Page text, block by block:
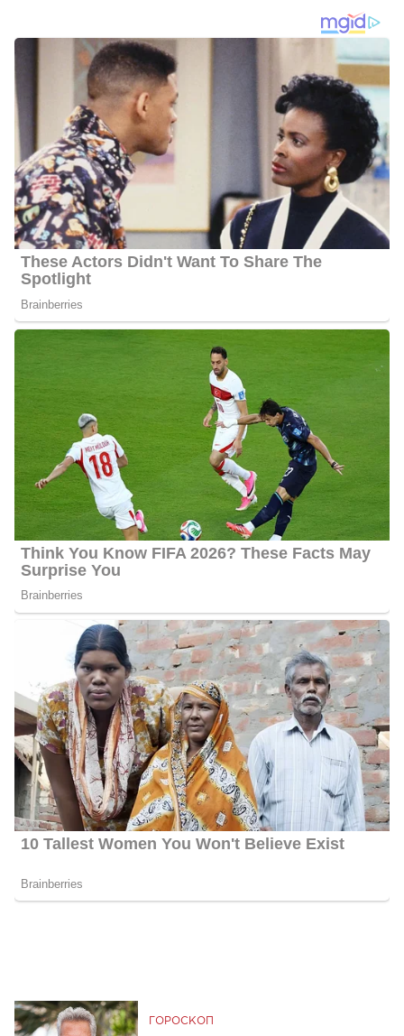
ГОРОСКОП